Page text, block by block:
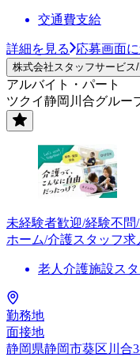
交通費支給
詳細を見る 応募画面
株式会社スタッフサービス
アルバイト・パート
ツクイ静岡川合グルー
未経験者歓迎/経験不
ホーム/介護スタッフ求
老人介護施設ス
勤務地
面接地
静岡県静岡市葵区川合